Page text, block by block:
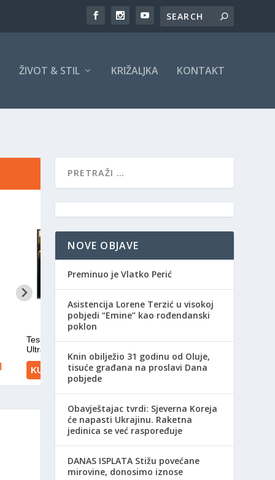
ŽIVOT & STIL KRIŽALJKA KONTAKT
NOVE OBJAVE
Preminuo je Vlatko Perić
Asistencija Lorene Terzić u visokoj
pobjedi “Emine” kao rođendanski
poklon
Knin obilježio 31 godinu od Oluje,
tisuće građana na proslavi Dana
pobjede
Obavještajac tvrdi: Sjeverna Koreja
će napasti Ukrajinu. Raketna
jedinica se već raspoređuje
DANAS ISPLATA Stižu povećane
mirovine, donosimo iznose